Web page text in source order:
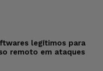
legítimos para
remoto em ataques